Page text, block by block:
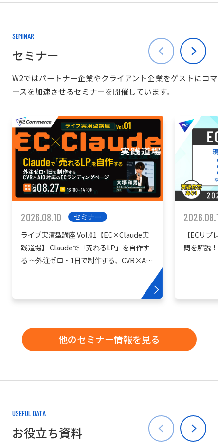
SEMINAR
セミナー
W2ではパートナー企業やクライアント企業をゲストにコマ
ースを加速させるセミナーを開催しています。
2026.08.10
セミナー
ライブ実演型講座 Vol.01【EC×Claude実
践道場】 Claudeで「売れるLP」を自作す
る 〜外注ゼロ・1日で制作する、CVR×AIO
【ECリ
問を解説！
他のセミナー情報を見る
USEFUL DATA
お役立ち資料